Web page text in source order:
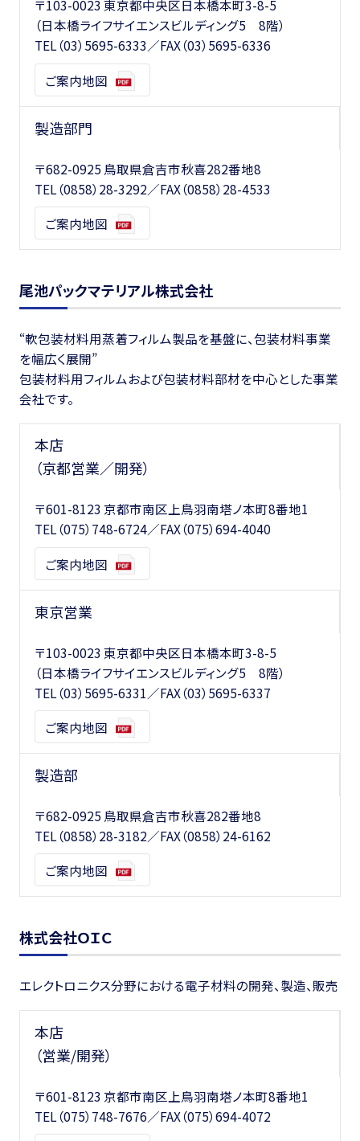
〒103-0023 東京都中央区日本橋本町3-8-5
（日本橋ライフサイエンスビルディング5 8階）
TEL（03）5695-6333／FAX（03）5695-6336
ご案内地図
製造部門
〒682-0925 鳥取県倉吉市秋喜282番地8
TEL（0858）28-3292／FAX（0858）28-4533
ご案内地図
尾池パックマテリアル株式会社
“軟包装材料用蒸着フィルム製品を基盤に、包装材料事業
を幅広く展開”
包装材料用フィルムおよび包装材料部材を中心とした事業
会社です。
本店
（京都営業／開発）
〒601-8123 京都市南区上鳥羽南塔ノ本町8番地1
TEL（075）748-6724／FAX（075）694-4040
ご案内地図
東京営業
〒103-0023 東京都中央区日本橋本町3-8-5
（日本橋ライフサイエンスビルディング5 8階）
TEL（03）5695-6331／FAX（03）5695-6337
ご案内地図
製造部
〒682-0925 鳥取県倉吉市秋喜282番地8
TEL（0858）28-3182／FAX（0858）24-6162
ご案内地図
株式会社ＯＩＣ
エレクトロニクス分野における電子材料の開発、製造、販売
本店
（営業/開発）
〒601-8123 京都市南区上鳥羽南塔ノ本町8番地1
TEL（075）748-7676／FAX（075）694-4072